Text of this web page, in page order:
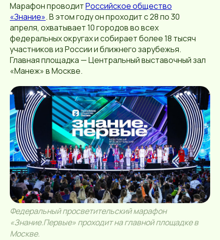
Марафон проводитРоссийское общество
«Знание». В этом году он проходит с 28 по 30
апреля, охватывает 10 городов во всех
федеральных округах и собирает более 18 тысяч
участников из России и ближнего зарубежья.
Главная площадка — Центральный выставочный зал
«Манеж» в Москве.
Федеральный просветительский марафон
«Знание.Первые» проходит на главной площадке в
Москве.